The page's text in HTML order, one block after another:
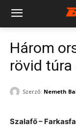
Három
rövid túra
Szerző: Nemeth
Szalafő –